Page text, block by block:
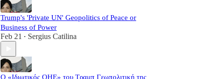
Trump's 'Private UN' Geopolitics of Peace or
Business of Power
Feb 21 • Sergius Catilina
Ο «Ιδιωτικός ΟΗΕ» του Τραμπ Γεωπολιτική της